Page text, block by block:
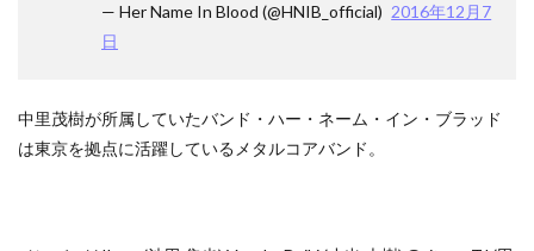
— Her Name In Blood (@HNIB_official) 2016年12月7
日
中里茂樹が所属していたバンド・ハー・ネーム・イン・ブラッド
は東京を拠点に活躍しているメタルコアバンド。